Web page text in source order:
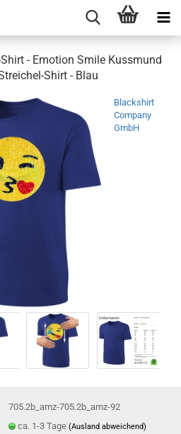
- Emotion Smile Kussmund
Shirt - Blau
Blackshirt
Company
GmbH
705.2b_amz-705.2b_amz-92
ca. 1-3 Tage(Ausland abweichend)